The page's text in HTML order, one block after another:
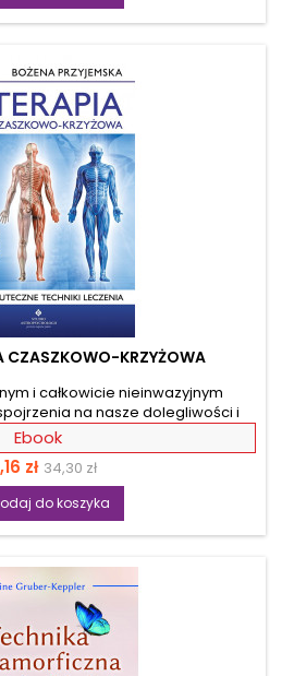
jak: działanie stresu na Twój
CZASZKOWO-KRZYŻOWA
i całkowicie nieinwazyjnym
na nasze dolegliwości i
czaszkowo- -krzyżowa. Ten
odkryty przez amerykańskich
pod wpływem urazów, stresów i
organizmie powstają zakłócenia
a co za tym idzie blokady
prowadzące do konkretnych
Ebook
zł Cena
podstawowa
34,30 zł
do koszyka